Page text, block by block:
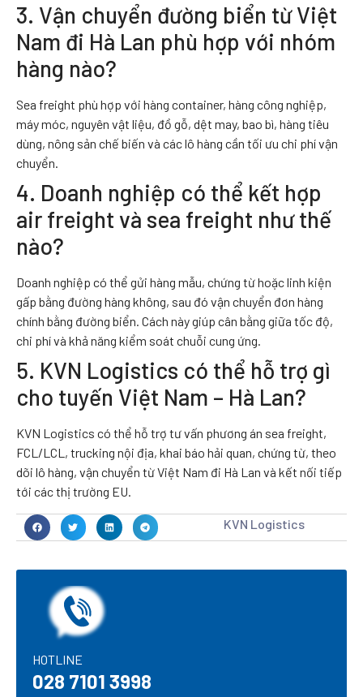
3. Vận chuyển đường biển từ Việt
Nam đi Hà Lan phù hợp với nhóm
hàng nào?
Sea freight phù hợp với hàng container, hàng công nghiệp,
máy móc, nguyên vật liệu, đồ gỗ, dệt may, bao bì, hàng tiêu
dùng, nông sản chế biến và các lô hàng cần tối ưu chi phí vận
chuyển.
4. Doanh nghiệp có thể kết hợp
air freight và sea freight như thế
nào?
Doanh nghiệp có thể gửi hàng mẫu, chứng từ hoặc linh kiện
gấp bằng đường hàng không, sau đó vận chuyển đơn hàng
chính bằng đường biển. Cách này giúp cân bằng giữa tốc độ,
chi phí và khả năng kiểm soát chuỗi cung ứng.
5. KVN Logistics có thể hỗ trợ gì
cho tuyến Việt Nam – Hà Lan?
KVN Logistics có thể hỗ trợ tư vấn phương án sea freight,
FCL/LCL, trucking nội địa, khai báo hải quan, chứng từ, theo
dõi lô hàng, vận chuyển từ Việt Nam đi Hà Lan và kết nối tiếp
tới các thị trường EU.
KVN Logistics
HOTLINE​
028 7101 3998